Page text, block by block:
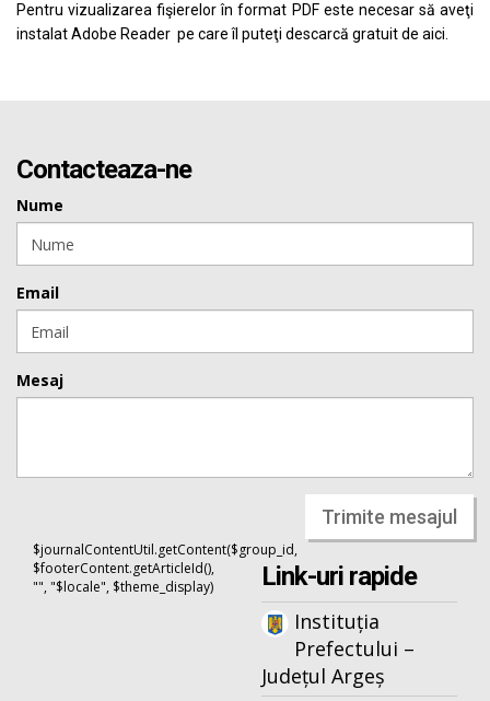
Pentru vizualizarea fişierelor în format PDF este necesar să aveţi
instalat Adobe Reader pe care îl puteţi descarcă gratuit de aici.
Contacteaza-ne
Nume
Email
Mesaj
Trimite mesajul
$journalContentUtil.getContent($group_id,
$footerContent.getArticleId(),
"", "$locale", $theme_display)
Link-uri rapide
Instituția
Prefectului –
Județul Argeș